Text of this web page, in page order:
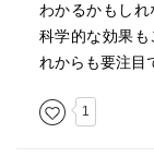
わかるかもし
科学的な効果も
れからも要注目
1